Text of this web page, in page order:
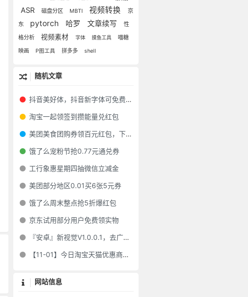
ASR 磁盘分区 MBTI 视频转换
京
东
pytorch 哈罗 文章续写
性
格分析
视频素材 字体 摸鱼工具
喵糖
映画
P图工具 拼多多 shell
随机文章
抖音美好体，抖音新字体可免费商用！
淘宝一起领签到攒能量兑红包
美团美食团购券领百元红包，下单更优惠
饿了么宠粉节抢0.77元通兑券
工行象惠星期四抽微信立减金
美团部分地区0.01买6张5元券
饿了么周末整点抢5折爆红包
京东试用部分用户免费领实物
『安卓』新视觉V1.0.0.1，去广告版
【11-01】今日淘宝天猫优惠商品整理
网站信息